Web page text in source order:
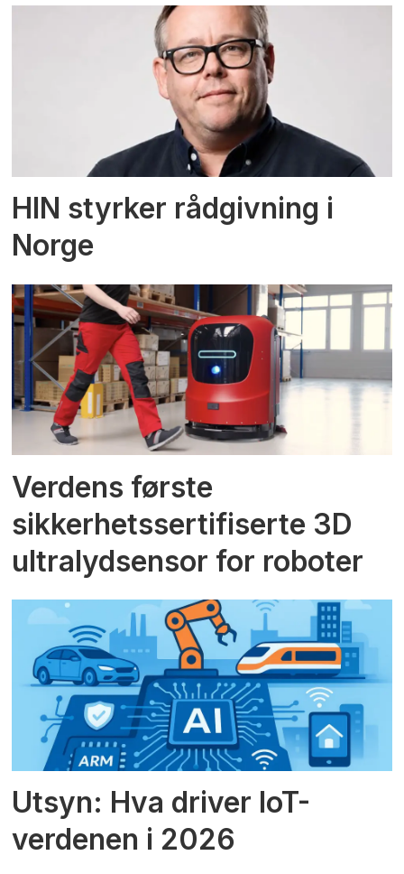
HIN styrker rådgivning i
Norge
Verdens første
sikkerhetssertifiserte 3D
ultralydsensor for roboter
Utsyn: Hva driver IoT-
verdenen i 2026